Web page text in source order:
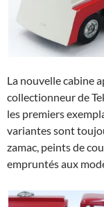
La nouvelle cabine
collectionneur de
les premiers
variantes sont
zamac, peints de
empruntés aux